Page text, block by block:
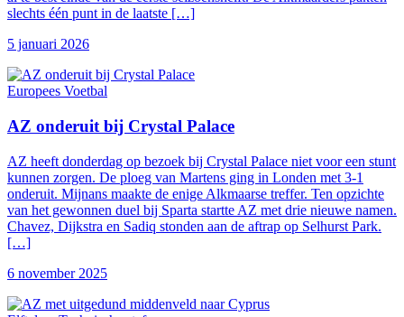
slechts één punt in de laatste […]
5 januari 2026
Europees Voetbal
AZ onderuit bij Crystal Palace
AZ heeft donderdag op bezoek bij Crystal Palace niet voor een stunt
kunnen zorgen. De ploeg van Martens ging in Londen met 3-1
onderuit. Mijnans maakte de enige Alkmaarse treffer. Ten opzichte
van het gewonnen duel bij Sparta startte AZ met drie nieuwe namen.
Chavez, Dijkstra en Sadiq stonden aan de aftrap op Selhurst Park.
[…]
6 november 2025